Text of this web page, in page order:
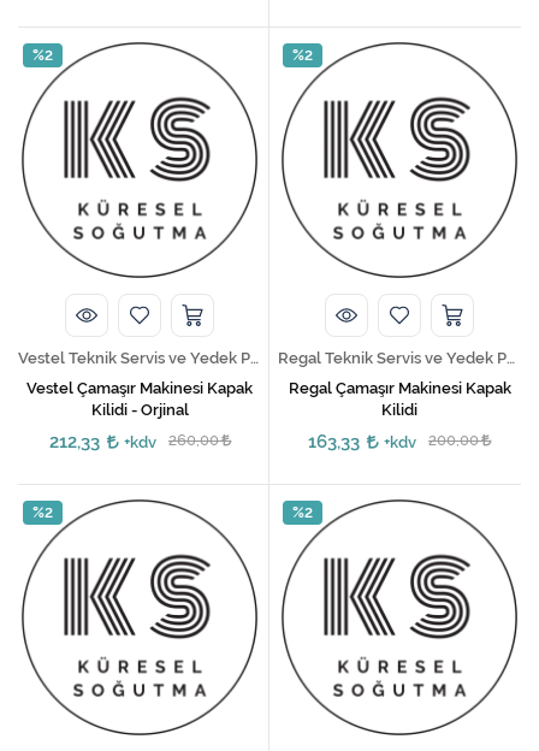
%2
Vestel Teknik Servis ve Yedek Parça Hizmetleri
Vestel Çamaşır Makinesi Kapak
Kilidi - Orjinal
212,33 +kdv 260,00
%2
Regal Teknik Servis ve Yedek Parça Hizmetleri
Regal Çamaşır Makinesi Kapak
Kilidi
163,33 +kdv 200,00
%2 %2